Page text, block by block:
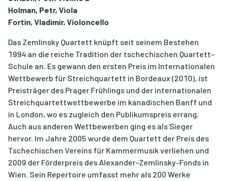
Holman, Petr, Viola
Fortin, Vladimír, Violoncello
Das Zemlinsky Quartett knüpft seit seinem Bestehen
1994 an die reiche Tradition der tschechischen Quartett-
Schule an. Es gewann den ersten Preis im Internationalen
Wettbewerb für Streichquartett in Bordeaux (2010), ist
Preisträger des Prager Frühlings und der internationalen
Streichquartettwettbewerbe im kanadischen Banff und
in London, wo es zugleich den Publikumspreis errang.
Auch aus anderen Wettbewerben ging es als Sieger
hervor. Im Jahre 2005 wurde dem Quartett der Preis des
Tschechischen Vereins für Kammermusik verliehen und
2009 der Förderpreis des Alexander-Zemlinsky-Fonds in
Wien. Sein Repertoire umfasst mehr als 200 Werke